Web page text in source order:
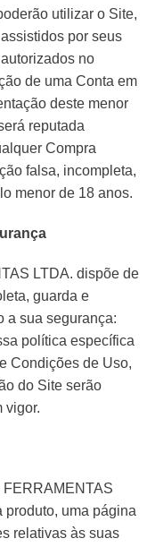
utilizar o Site,
por seus
no
de uma Conta em
deste menor
reputada
Compra
falsa, incompleta,
menor de 18 anos.
LTDA. dispõe de
guarda e
a sua segurança:
política específica
Condições de Uso,
do Site serão
vigor.
FERRAMENTAS
produto, uma página
relativas às suas